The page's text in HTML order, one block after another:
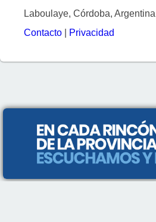
Laboulaye, Córdoba,
Contacto
Privacidad